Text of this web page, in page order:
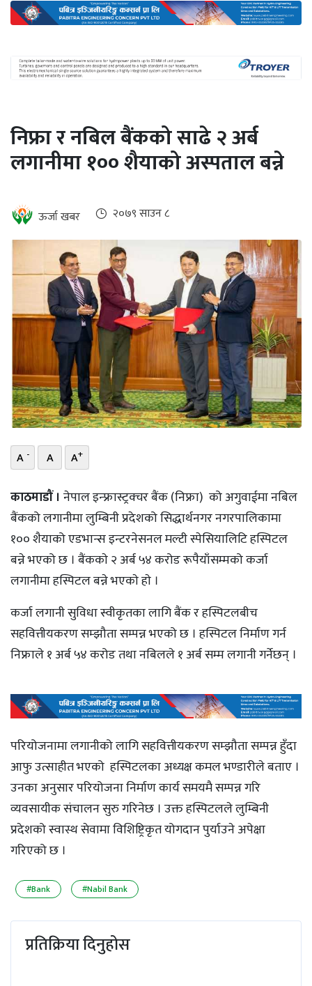
ऊर्जा
दक्षता
खबर
हरित
इभी
सम्पादकीय
बैंक
पर्यटन
भिडियो
छापा
खोज
प्रोफाइल
ऊर्जा
निफ्रा र नबिल बैंकको साढे २ अर्ब
लगानीमा १०० शैयाको अस्पताल बन्ने
ऊर्जा खबर २०७९ साउन ८
A - A A+
काठमाडौं । नेपाल इन्फ्रास्ट्रक्चर बैंक (निफ्रा) को अगुवाईमा नबिल
बैंकको लगानीमा लुम्बिनी प्रदेशको सिद्धार्थनगर नगरपालिकामा
१०० शैयाको एडभान्स इन्टरनेसनल मल्टी स्पेसियालिटि हस्पिटल
बन्ने भएको छ । बैंककाे २ अर्ब ५४ करोड रूपैयाँसम्मको कर्जा
लगानीमा हस्पिटल बन्ने भएकाे हाे ।
कर्जा लगानी सुविधा स्वीकृतका लागि बैंक र हस्पिटलबीच
सहवित्तीयकरण सम्झौता सम्पन्न भएको छ । हस्पिटल निर्माण गर्न
निफ्राले १ अर्ब ५४ करोड तथा नबिलले १ अर्ब सम्म लगानी गर्नेछन् ।
परियोजनामा लगानीको लागि सहवित्तीयकरण सम्झौता सम्पन्न हुँदा
आफु उत्साहीत भएको हस्पिटलका अध्यक्ष कमल भण्डारीले बताए ।
उनका अनुसार परियोजना निर्माण कार्य समयमै सम्पन्न गरि
व्यवसायीक संचालन सुरु गरिनेछ । उक्त हस्पिटलले लुम्बिनी
प्रदेशको स्वास्थ सेवामा विशिष्ट्रिकृत योगदान पुर्याउने अपेक्षा
गरिएको छ ।
#Bank #Nabil Bank
प्रतिक्रिया दिनुहोस